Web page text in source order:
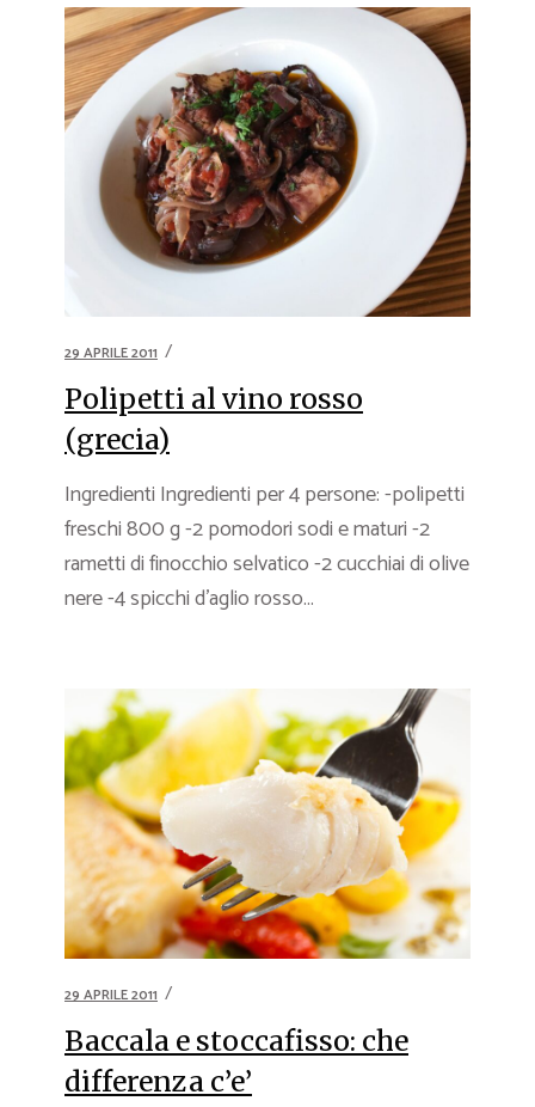
29 APRILE 2011
Polipetti al vino rosso
(grecia)
Ingredienti Ingredienti per 4 persone: -polipetti
freschi 800 g -2 pomodori sodi e maturi -2
rametti di finocchio selvatico -2 cucchiai di olive
nere -4 spicchi d’aglio rosso...
29 APRILE 2011
Baccala e stoccafisso: che
differenza c’e’